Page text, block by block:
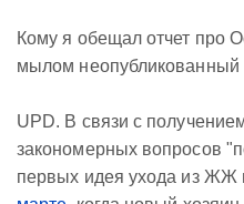
Кому я обещал отчет про
мылом неопубликованный
UPD. В связи с
закономерных вопросов
первых идея ухода из ЖЖ